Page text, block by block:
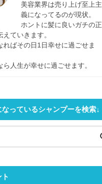
美容業界は売り上げ至上主
義になってるのが現状。
ホントに髪に良いガチの正
えていきます。
ればその日1日幸せに過ごせま
ら人生が幸せに過ごせます。
っているシャンプーを検索↓